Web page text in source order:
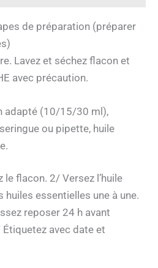
de préparation (préparer
Lavez et séchez flacon et
avec précaution.
adapté (10/15/30 ml),
ou pipette, huile
flacon. 2/ Versez l’huile
essentielles une à une.
reposer 24 h avant
avec date et